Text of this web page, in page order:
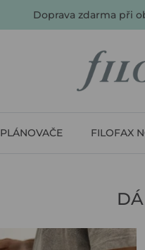
Doprava zdarma při
PLÁNOVAČE FILOFAX